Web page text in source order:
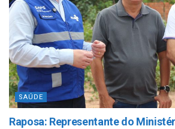
SAÚDE
Raposa: Representante do